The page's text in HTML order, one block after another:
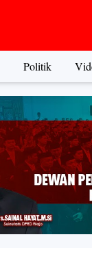
Politik